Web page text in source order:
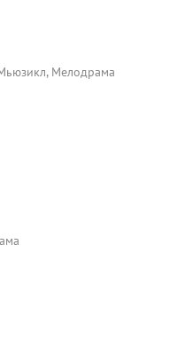
Мелодрама